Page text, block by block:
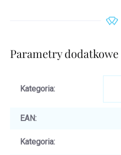
Parametry dodatkowe
Kategoria:
EAN:
Kategoria: